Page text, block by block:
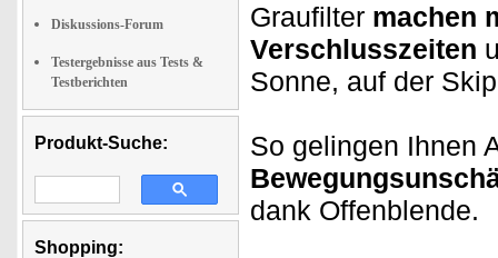
Diskussions-Forum
Testergebnisse aus Tests &
Testberichten
Produkt-Suche:
Shopping:
Graufilter machen
Verschlusszeiten
Sonne, auf der
So gelingen Ihnen
dank Offenblende.